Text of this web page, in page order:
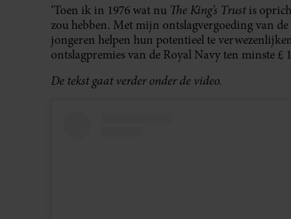
‘Toen ik in 1976 wat nu The King’s Trustis
zou hebben. Met mijn ontslagvergoeding van de
jongeren helpen hun potentieel te
ontslagpremies van de Royal Navy ten minste
De tekst gaat verder onder de video.